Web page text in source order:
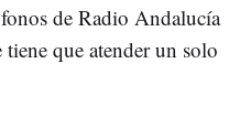
de Radio Andalucía
que atender un solo